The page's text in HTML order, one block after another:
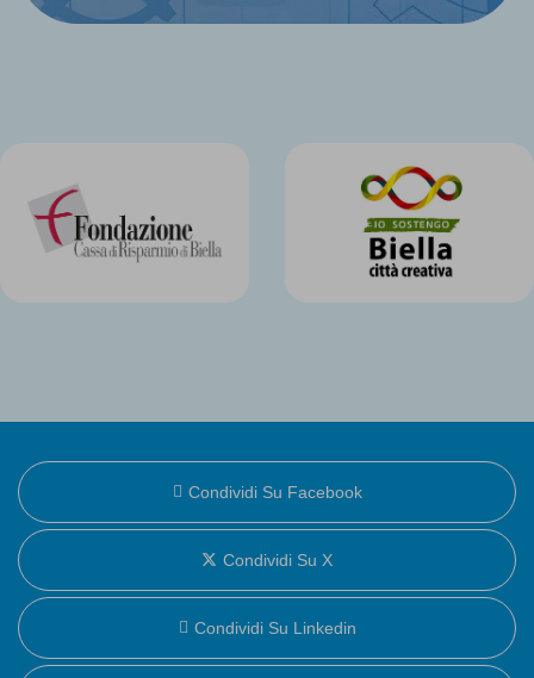
Condividi Su Facebook
Condividi Su X
Condividi Su Linkedin